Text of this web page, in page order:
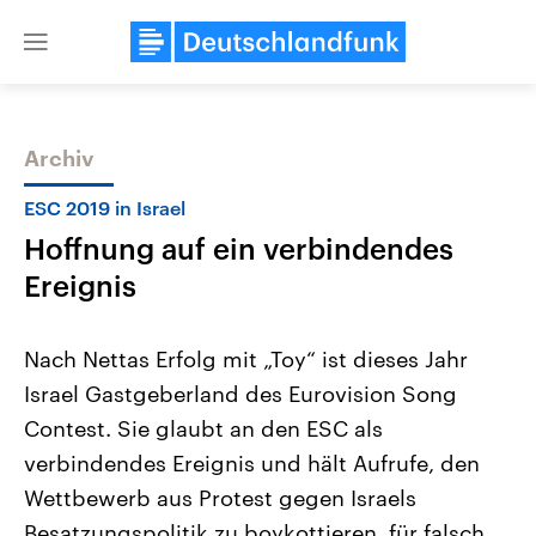
Close
Themen
Landtagswahl Sachsen-Anhalt
2026
Alle Informationen
Sachsen-Anhalt wählt am 6.
September 2026 einen neuen
Landtag. Seit 2021 wird das
Bundesland von einer Koalition aus
USA
Aktuelle Beiträge,
Hintergründe
Wirtschaftlich und
gehören die Vereinigten
den mächtigsten Ländern
mit großem Einfluss auf
Archiv
ESC 2019 in Israel
Hoffnung auf ein verbindendes
Ereignis
Nach Nettas Erfolg mit „Toy“ ist dieses Jahr
Israel Gastgeberland des Eurovision Song
Contest. Sie glaubt an den ESC als
verbindendes Ereignis und hält Aufrufe, den
Wettbewerb aus Protest gegen Israels